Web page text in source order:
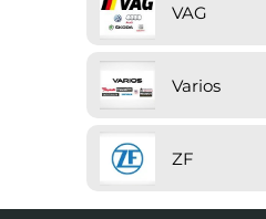
VAG
Varios
ZF